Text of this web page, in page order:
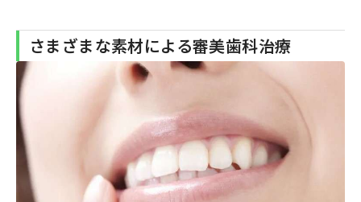
さまざまな素材による審美歯科治療